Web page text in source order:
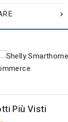

Più Visti